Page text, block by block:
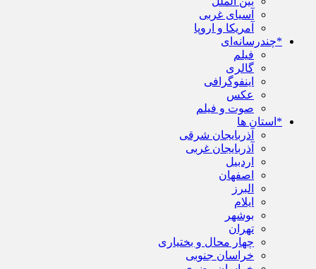
آسیای غربی
آمریکا و اروپا
*چندرسانه‌ای
فیلم
گالری
اینفوگرافی
عکس
صوت و فیلم
*استان ها
آذربایجان شرقی
آذربایجان غربی
اردبیل
اصفهان
البرز
ایلام
بوشهر
تهران
چهار محال و بختیاری
خراسان جنوبی